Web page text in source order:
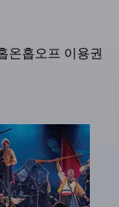
온홉오프 이용권